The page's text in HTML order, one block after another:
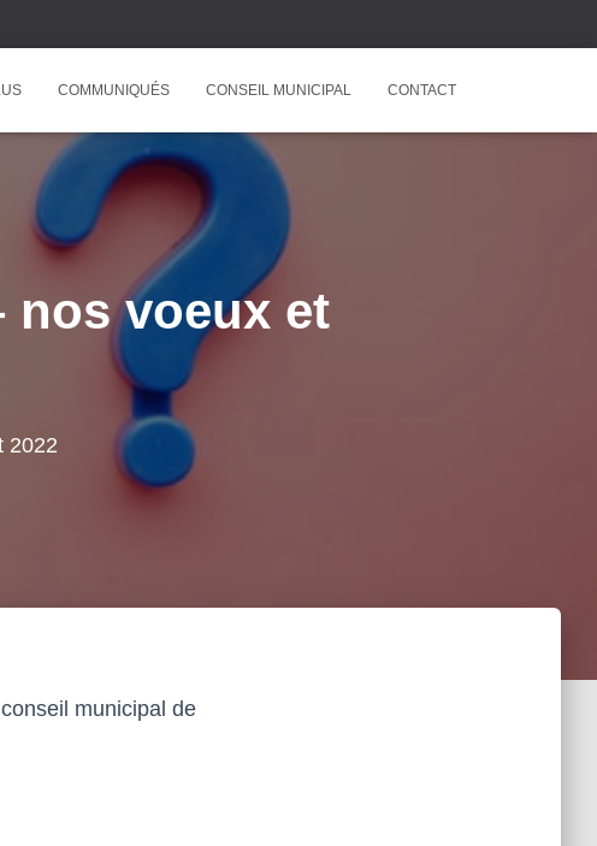
COMMUNIQUÉS CONSEIL MUNICIPAL CONTACT
nos voeux et
2022
municipal de